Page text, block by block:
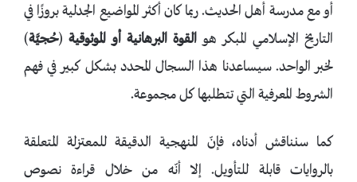
أو مع مدرسة أهل الحديث. ربما كان أكثر المواضيع الجدلية بروزًا في
التاريخ الإسلامي المبكر هو القوة البرهانية أو الموثوقية (حُجيَّة)
لخبر الواحد. سيساعدنا هذا السجال المحدد بشكل كبير في فهم
الشروط المعرفية التي تتطلبها كل مجموعة.
كما سنناقش أدناه، فإنّ المنهجية الدقيقة للمعتزلة المتعلقة
بالروايات قابلة للتأويل. إلا أنّه من خلال قراءة نصوص